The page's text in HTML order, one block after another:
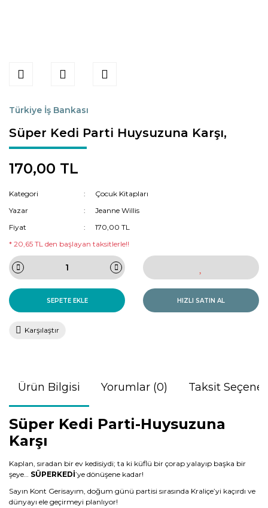
Türkiye İş Bankası
Süper Kedi Parti Huysuzuna Karşı,
170,00 TL
Kategori
Çocuk Kitapları
Yazar
Jeanne Willis
Fiyat
170,00 TL
* 20,65 TL den başlayan taksitlerle!!
SEPETE EKLE HIZLI SATIN AL
Karşılaştır
Ürün Bilgisi Yorumlar (0) Taksit
Süper Kedi Parti-Huysuzuna
Karşı
Kaplan, sıradan bir ev kedisiydi; ta ki küflü bir çorap yalayıp başka bir
şeye… SÜPERKEDİ’ye dönüşene kadar!
Sayın Kont Gerisayım, doğum günü partisi sırasında Kraliçe’yi kaçırdı ve
dünyayı ele geçirmeyi planlıyor!